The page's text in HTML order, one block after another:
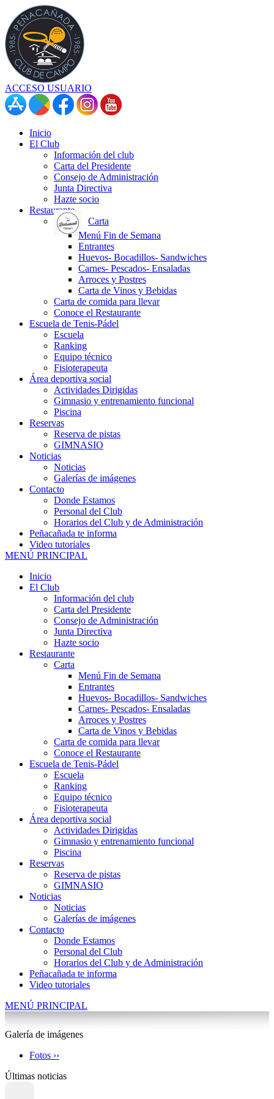
ACCESO USUARIO
Inicio
El Club
Información del club
Carta del Presidente
Consejo de Administración
Junta Directiva
Hazte socio
Restaurante
Carta
Menú Fin de Semana
Entrantes
Huevos- Bocadillos- Sandwiches
Carnes- Pescados- Ensaladas
Arroces y Postres
Carta de Vinos y Bebidas
Carta de comida para llevar
Conoce el Restaurante
Escuela de Tenis-Pádel
Escuela
Ranking
Equipo técnico
Fisioterapeuta
Área deportiva social
Actividades Dirigidas
Gimnasio y entrenamiento funcional
Piscina
Reservas
Reserva de pistas
GIMNASIO
Noticias
Noticias
Galerías de imágenes
Contacto
Donde Estamos
Personal del Club
Horarios del Club y de Administración
Peñacañada te informa
Video tutoriales
MENÚ PRINCIPAL
Inicio
El Club
Información del club
Carta del Presidente
Consejo de Administración
Junta Directiva
Hazte socio
Restaurante
Carta
Menú Fin de Semana
Entrantes
Huevos- Bocadillos- Sandwiches
Carnes- Pescados- Ensaladas
Arroces y Postres
Carta de Vinos y Bebidas
Carta de comida para llevar
Conoce el Restaurante
Escuela de Tenis-Pádel
Escuela
Ranking
Equipo técnico
Fisioterapeuta
Área deportiva social
Actividades Dirigidas
Gimnasio y entrenamiento funcional
Piscina
Reservas
Reserva de pistas
GIMNASIO
Noticias
Noticias
Galerías de imágenes
Contacto
Donde Estamos
Personal del Club
Horarios del Club y de Administración
Peñacañada te informa
Video tutoriales
MENÚ PRINCIPAL
Galería de imágenes
Fotos ››
Últimas noticias